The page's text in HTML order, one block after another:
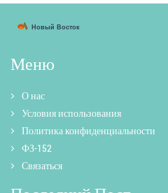
Меню
О нас
Условия использования
Политика конфиденциальности
ФЗ-152
Связаться